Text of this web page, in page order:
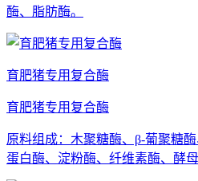
酶、脂肪酶。
育肥猪专用复合酶
育肥猪专用复合酶
原料组成：木聚糖酶、β-葡聚糖
蛋白酶、淀粉酶、纤维素酶、酵母